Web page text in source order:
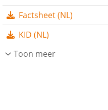
The HSBC MSCI World
Euro assets under
2010and isdomiciled in
Factsheet (NL)
KID (NL)
Toon meer